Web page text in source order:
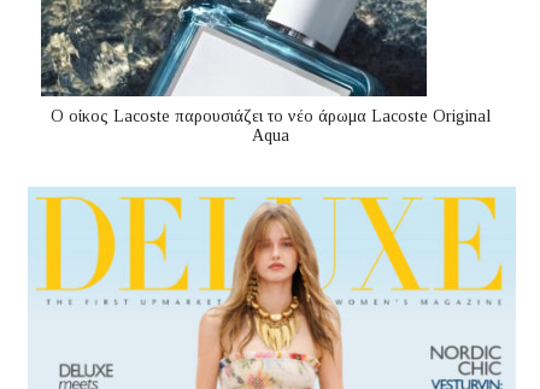
Ο οίκος Lacoste παρουσιάζει το νέο άρωμα Lacoste Original
Aqua